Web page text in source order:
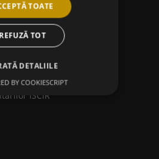
automacarale
ISCIR
TOATE
REFUZĂ TOT
DETALIILE
BY COOKIESCRIPT